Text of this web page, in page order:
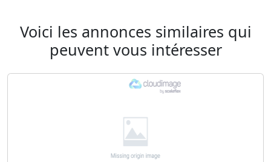
Voici les annonces similaires qui
peuvent vous intéresser